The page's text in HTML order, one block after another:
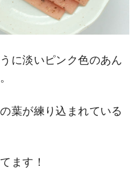
に淡いピンク色のあん
葉が練り込まれている
ます！